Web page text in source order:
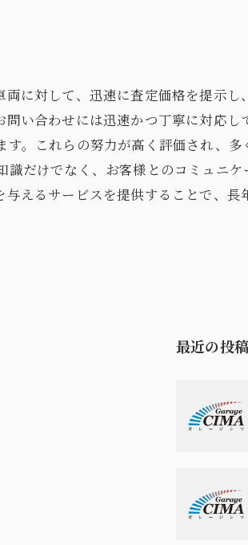
に対して、迅速に査定価格を提示し
い合わせには迅速かつ丁寧に対応し
。これらの努力が高く評価され、
だけでなく、お客様とのコミュニケ
えるサービスを提供することで、
最近の投稿